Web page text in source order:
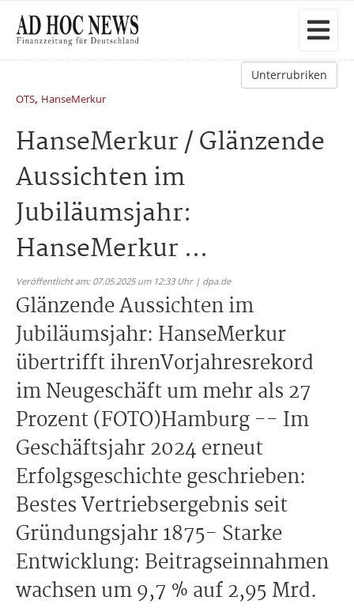
Unterrubriken
OTS, HanseMerkur
HanseMerkur / Glänzende
Aussichten im
Jubiläumsjahr:
HanseMerkur ...
Veröffentlicht am: 07.05.2025 um 12:33 Uhr | dpa.de
Glänzende Aussichten im
Jubiläumsjahr: HanseMerkur
übertrifft ihrenVorjahresrekord
im Neugeschäft um mehr als 27
Prozent (FOTO)Hamburg -- Im
Geschäftsjahr 2024 erneut
Erfolgsgeschichte geschrieben:
Bestes Vertriebsergebnis seit
Gründungsjahr 1875- Starke
Entwicklung: Beitragseinnahmen
wachsen um 9,7 % auf 2,95 Mrd.